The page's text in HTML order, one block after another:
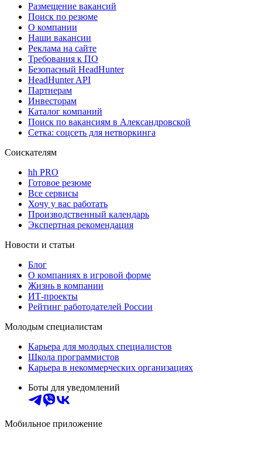
Размещение вакансий
Поиск по резюме
О компании
Наши вакансии
Реклама на сайте
Требования к ПО
Безопасный HeadHunter
HeadHunter API
Партнерам
Инвесторам
Каталог компаний
Поиск по вакансиям в Александровской
Сетка: соцсеть для нетворкинга
Соискателям
hh PRO
Готовое резюме
Все сервисы
Хочу у вас работать
Производственный календарь
Экспертная рекомендация
Новости и статьи
Блог
О компаниях в игровой форме
Жизнь в компании
ИТ-проекты
Рейтинг работодателей России
Молодым специалистам
Карьера для молодых специалистов
Школа программистов
Карьера в некоммерческих организациях
Боты для уведомлений
Мобильное приложение